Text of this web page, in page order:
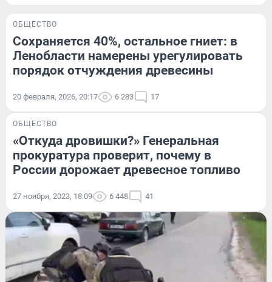
ОБЩЕСТВО
Сохраняется 40%, остальное гниет: в
Ленобласти намерены урегулировать
порядок отчуждения древесины
20 февраля, 2026, 20:17 6 283 17
ОБЩЕСТВО
«Откуда дровишки?» Генеральная
прокуратура проверит, почему в
России дорожает древесное топливо
27 ноября, 2023, 18:09 6 448 41